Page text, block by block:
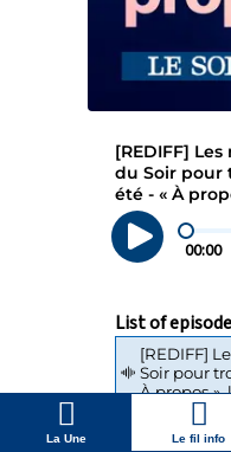
La Une Le fil info